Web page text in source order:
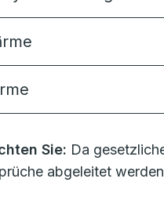
Sie: Da
abgeleitet